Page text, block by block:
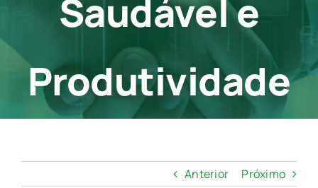
ContatoSaudável e
Produtividade
Anterior Próximo